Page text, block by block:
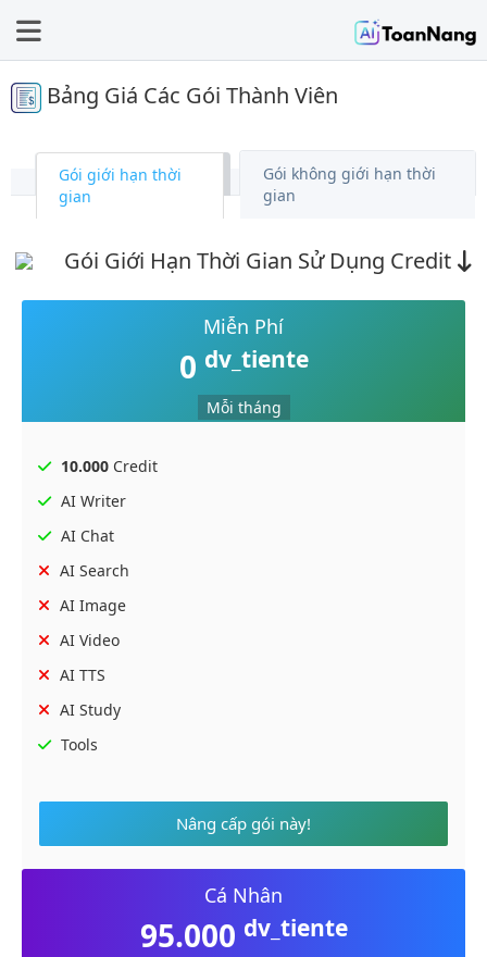
Bảng Giá Các Gói Thành Viên
Gói giới hạn thời
gian
Gói không giới hạn thời
gian
Gói Giới Hạn Thời Gian Sử Dụng Credit
Miễn Phí
0 dv_tiente
Mỗi tháng
10.000 Credit
AI Writer
AI Chat
AI Search
AI Image
AI Video
AI TTS
AI Study
Tools
Nâng cấp gói này!
Cá Nhân
95.000 dv_tiente